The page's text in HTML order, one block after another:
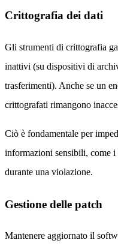
Crittografia dei dati
Gli strumenti di crittografia
inattivi (su dispositivi di
trasferimenti). Anche se un
crittografati rimangono
Ciò è fondamentale per
informazioni sensibili, come
durante una violazione.
Gestione delle patch
Mantenere aggiornato il